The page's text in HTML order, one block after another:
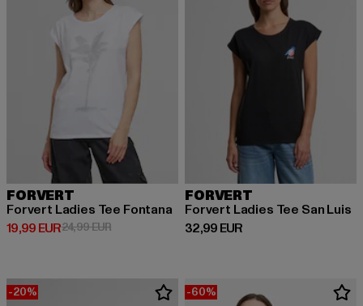
FORVERT
Forvert Ladies Tee Fontana
19,99 EUR
Derzeitiger Preis: 19,99 EUR
24,99 EURAktionspreis: 24,99 EUR
FORVERT
Forvert Ladies Tee San Luis
32,99 EUR
Derzeitiger Preis: 32,99 EUR
-20% -60%